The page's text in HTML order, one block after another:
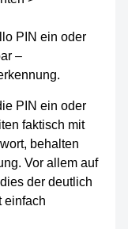
PIN ein oder
–
PIN ein oder
faktisch mit
behalten
Vor allem auf
der deutlich
einfach